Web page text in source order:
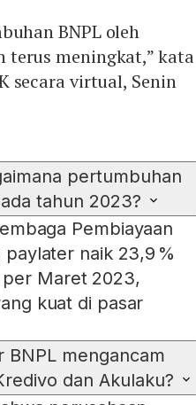
BNPL oleh
terus meningkat,” kata
secara virtual, Senin
pertumbuhan
tahun 2023?
Pembiayaan
naik 23,9 %
per Maret 2023,
kuat di pasar
mengancam
dan Akulaku?